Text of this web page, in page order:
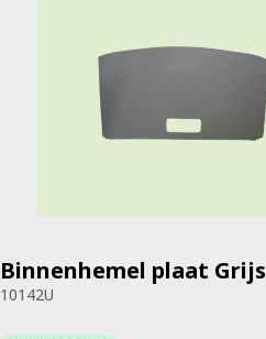
Binnenhemel plaat Grijs
10142U